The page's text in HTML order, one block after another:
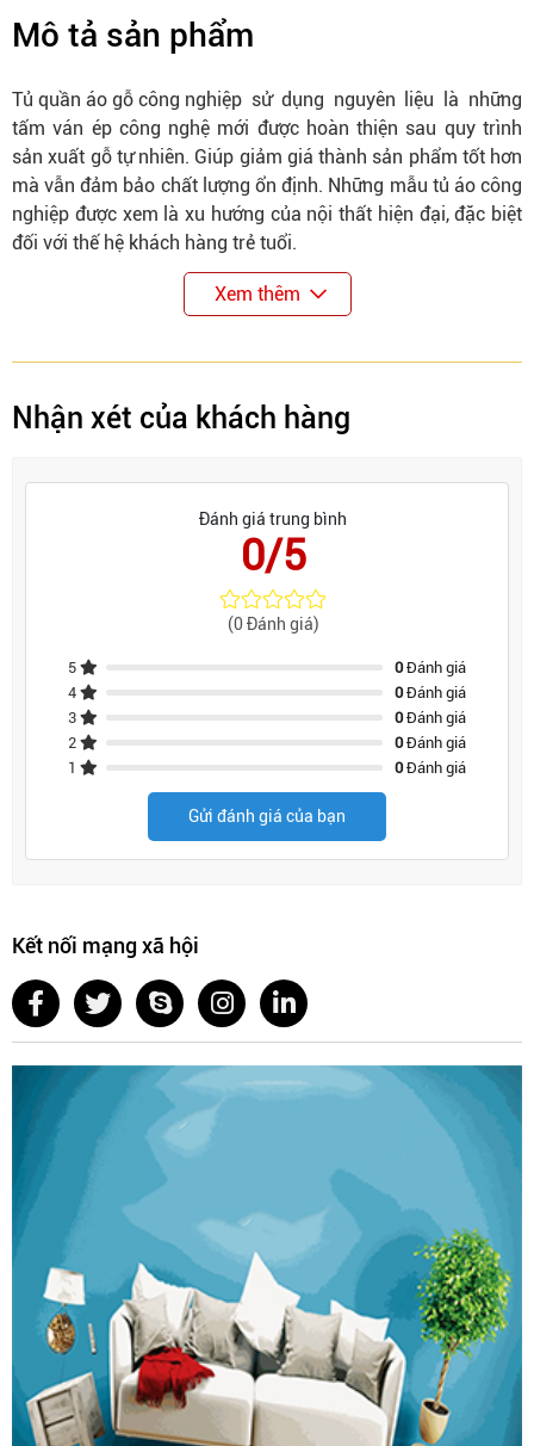
Mô tả sản phẩm
Tủ quần áo gỗ công nghiệp sử dụng nguyên liệu là những
tấm ván ép công nghệ mới được hoàn thiện sau quy trình
sản xuất gỗ tự nhiên. Giúp giảm giá thành sản phẩm tốt hơn
mà vẫn đảm bảo chất lượng ổn định. Những mẫu tủ áo công
nghiệp được xem là xu hướng của nội thất hiện đại, đặc biệt
đối với thế hệ khách hàng trẻ tuổi.
Xem thêm
Nhận xét của khách hàng
Đánh giá trung bình
0/5
(0 Đánh giá)
5 0Đánh giá
4
0Đánh giá
3
0Đánh giá
2
0Đánh giá
1
0Đánh giá
Gửi đánh giá của bạn
Kết nối mạng xã hội